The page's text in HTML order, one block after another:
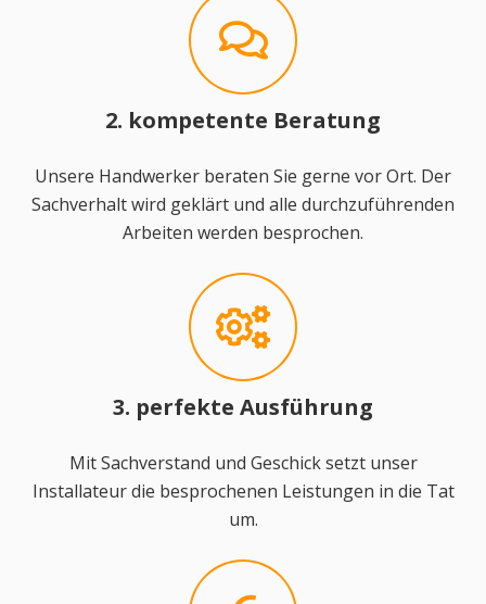
2. kompetente Beratung
Unsere Handwerker beraten Sie gerne vor Ort. Der
Sachverhalt wird geklärt und alle durchzuführenden
Arbeiten werden besprochen.
3. perfekte Ausführung
Mit Sachverstand und Geschick setzt unser
Installateur die besprochenen Leistungen in die Tat
um.